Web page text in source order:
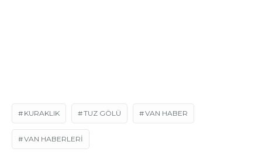
KURAKLIK TUZ GÖLÜ VAN HABER
VAN HABERLERI